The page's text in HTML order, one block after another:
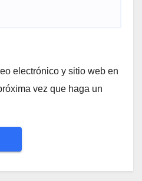
electrónico y sitio web en
vez que haga un